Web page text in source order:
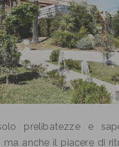
prelibatezze e
ma anche il piacere di